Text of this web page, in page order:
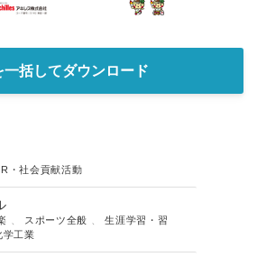
一括してダウンロード
・社会貢献活動
、 スポーツ全般 、生涯学習・習
学工業